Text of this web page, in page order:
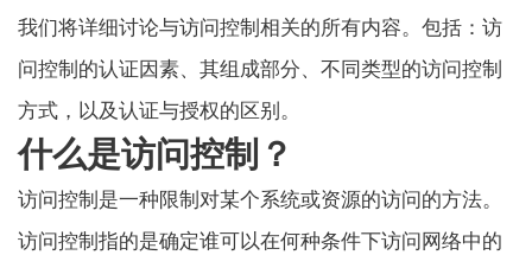
我们将详细讨论与访问控制相关的所有内容。包括：访
问控制的认证因素、其组成部分、不同类型的访问控制
方式，以及认证与授权的区别。
什么是访问控制？
访问控制是一种限制对某个系统或资源的访问的方法。
访问控制指的是确定谁可以在何种条件下访问网络中的